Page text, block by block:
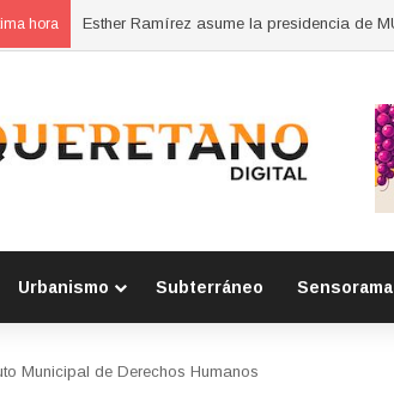
hora
Urbanismo Subterráneo Sensorama
Municipal de Derechos Humanos